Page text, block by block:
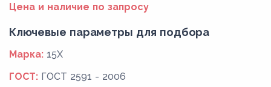
Цена и наличие по запросу
Ключевые параметры для подбора
Марка: 15Х
ГОСТ: ГОСТ 2591 - 2006